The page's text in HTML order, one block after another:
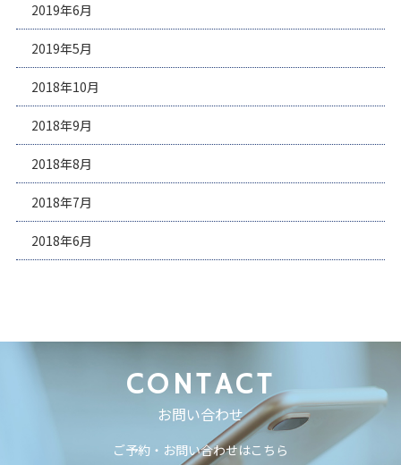
2019年6月
2019年5月
2018年10月
2018年9月
2018年8月
2018年7月
2018年6月
CONTACT
お問い合わせ
ご予約・お問い合わせはこちら